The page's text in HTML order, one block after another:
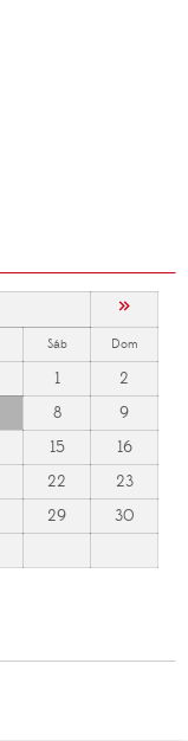
»
Sáb Dom
1
2
8
9
15
16
22
23
29
30